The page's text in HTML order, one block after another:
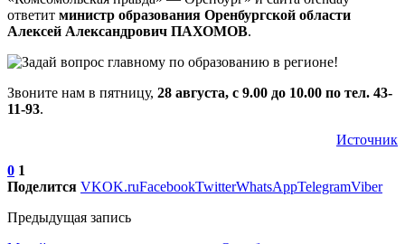
ответит министр образования Оренбургской области
Алексей Александрович ПАХОМОВ.
Звоните нам в пятницу, 28 августа, с 9.00 до 10.00 по тел. 43-
11-93.
Источник
0 1
Поделится VKOK.ruFacebookTwitterWhatsAppTelegramViber
Предыдущая запись